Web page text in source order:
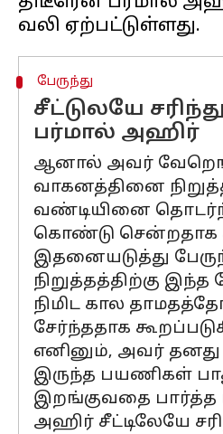
பேருந்து
சீட்டுலயே
பர்மால் அஹிர்
ஆனால் அவர்
வாகனத்தினை
வண்டியினை
கொண்டு சென்றதாக
இதனையடுத்து
நிறுத்தத்திற்கு இந்த
நிமிட கால
சேர்ந்ததாக
எனினும், அவர் தனது
இருந்த பயணிகள்
இறங்குவதை பார்த்த
அஹிர் சீட்டிலேயே